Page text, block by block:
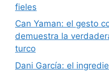
fieles
Can Yaman: el gesto
demuestra la
turco
Dani García: el